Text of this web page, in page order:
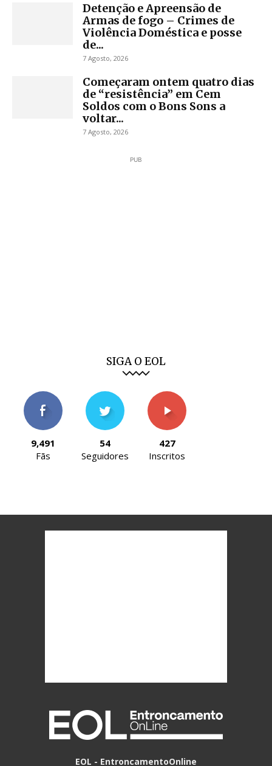
Detenção e Apreensão de
Armas de fogo – Crimes de
Violência Doméstica e posse
de...
7 Agosto, 2026
Começaram ontem quatro dias
de “resistência” em Cem
Soldos com o Bons Sons a
voltar...
7 Agosto, 2026
PUB
SIGA O EOL
9,491
Fãs
54
Seguidores
427
Inscritos
EOL - EntroncamentoOnline